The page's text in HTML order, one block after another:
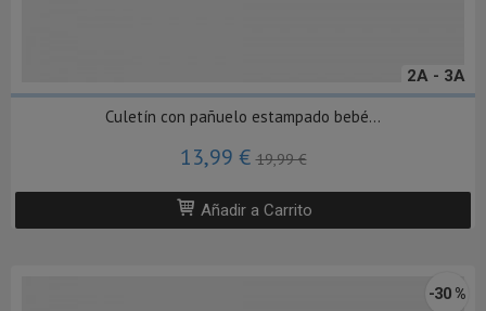
2A - 3A
Culetín con pañuelo estampado bebé...
13,99 €19,99 €
Añadir a Carrito
-30 %